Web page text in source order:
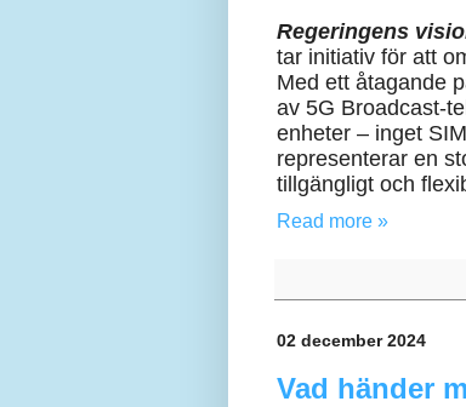
Regeringens
tar initiativ för att
Med ett åtagande
av 5G Broadcast-
enheter – inget
representerar en
tillgängligt och
Read more »
02 december 2024
Vad händer